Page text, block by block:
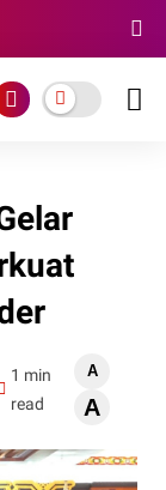
1 min
read
A
A